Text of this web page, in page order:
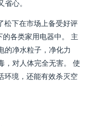
心。
松下在市场上备受好评
各类家用电器中。 主
的净水粒子，净化力
，对人体完全无害。 使
环境，还能有效杀灭空